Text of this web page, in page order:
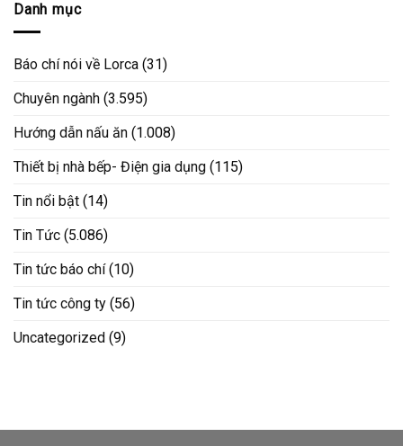
Danh mục
Báo chí nói về Lorca (31)
Chuyên ngành (3.595)
Hướng dẫn nấu ăn (1.008)
Thiết bị nhà bếp- Điện gia dụng (115)
Tin nổi bật (14)
Tin Tức (5.086)
Tin tức báo chí(10)
Tin tức công ty (56)
Uncategorized (9)